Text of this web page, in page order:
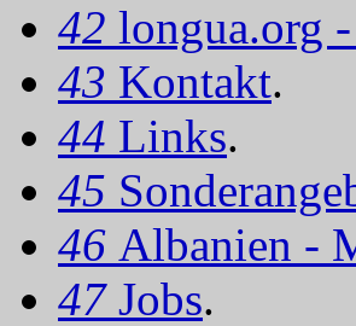
42 longua.org
43 Kontakt.
44 Links.
45
46 Albanien -
47 Jobs.